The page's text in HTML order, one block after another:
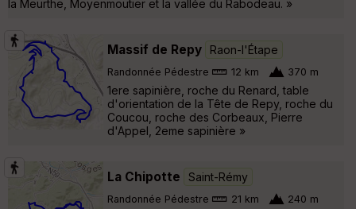
la Meurthe, Moyenmoutier et la vallée du Rabodeau. »
Massif de Repy Raon-l'Étape
Randonnée Pédestre 12 km 370 m
1ere sapinière, roche du Renard, table
d'orientation de la Tête de Repy, roche du
Coucou, roche des Corbeaux, Pierre
d'Appel, 2eme sapinière »
La Chipotte Saint-Rémy
Randonnée Pédestre 21 km 240 m